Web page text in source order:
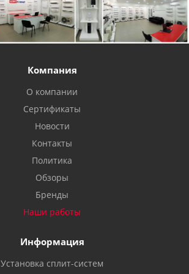
Компания
О компании
Сертификаты
Новости
Контакты
Политика
Обзоры
Бренды
Наши работы
Информация
Установка сплит-систем